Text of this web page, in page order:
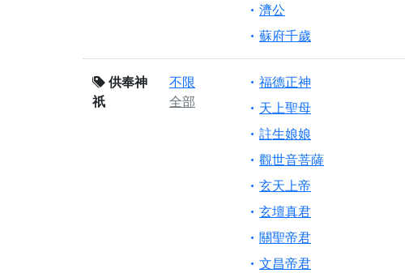
濟公
蘇府千歲
供奉神
祇
不限
全部
福德正神
天上聖母
註生娘娘
觀世音菩薩
玄天上帝
玄壇真君
關聖帝君
文昌帝君